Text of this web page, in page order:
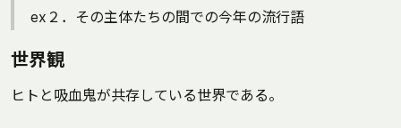
ex２．その主体たちの間での今年の流行語
世界観
ヒトと吸血鬼が共存している世界である。